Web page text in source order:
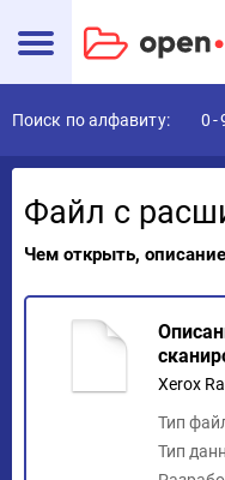
Поиск по алфавиту: 0-
Файл с
Чем открыть,
Xerox
Тип
Тип